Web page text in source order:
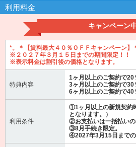
利用料金
キャンペーン
*。＊【賃料最大４０％ＯＦＦキャンペーン】
※２０２７年３月１５日までの期間限定！！
※表示料金は割引後の価格となります。
特典内容
1ヶ月以上のご契約で20
3ヶ月以上のご契約で30
6ヶ月以上のご契約で40
利用条件
①1ヶ月以上の新規契約
となります。）
②お支払いは一括払いの
③8月手続き限定。
④2027年3月15日までの